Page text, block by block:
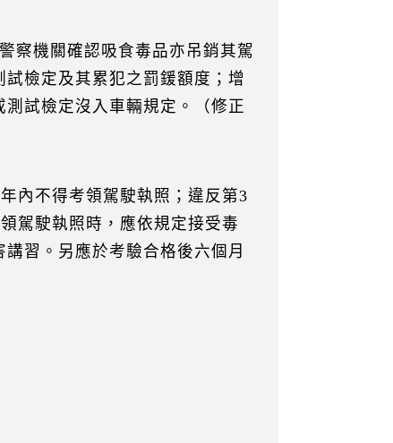
察機關確認吸食毒品亦吊銷其駕
檢定及其累犯之罰鍰額度；增
試檢定沒入車輛規定。（修正
內不得考領駕駛執照；違反第3
駕駛執照時，應依規定接受毒
習。另應於考驗合格後六個月